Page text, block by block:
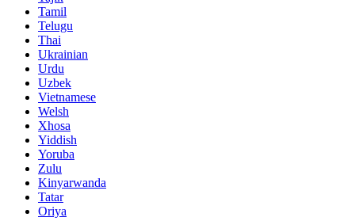
Tamil
Telugu
Thai
Ukrainian
Urdu
Uzbek
Vietnamese
Welsh
Xhosa
Yiddish
Yoruba
Zulu
Kinyarwanda
Tatar
Oriya